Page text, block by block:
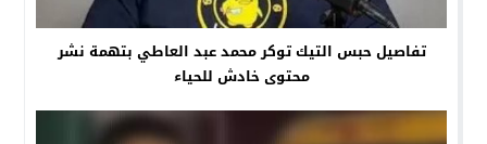
تفاصيل حبس التيك توكر محمد عبد العاطي بتهمة نشر
محتوى خادش للحياء